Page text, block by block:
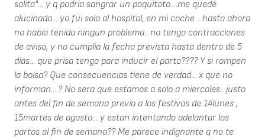
solita"... y q podría sangrar un poquitoto....me quedé
alucinada... yo fui sola al hospital, en mi coche ...hasta ahora
no habia tenido ningun problema.. no tengo contracciones
de aviso, y no cumplia la fecha prevista hasta dentro de 5
dias... que prisa tengo para inducir el parto???? Y si rompen
la bolsa? Que consecuencias tiene de verdad... x que no
informan....? No sera que estamos a solo a miercoles.. justo
antes del fin de semana previo a los festivos de 14lunes ,
15martes de agosto... y estan intentando adelantar los
partos al fin de semana?? Me parece indignante q no te